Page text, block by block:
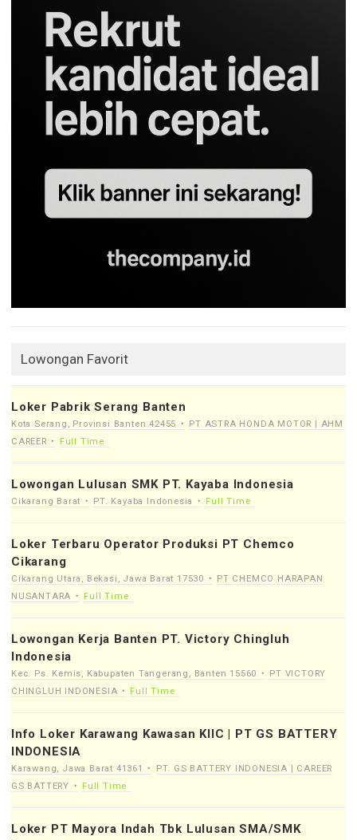
Lowongan Favorit
Loker Pabrik Serang Banten
Kota Serang, Provinsi Banten 42455
PT ASTRA HONDA MOTOR | AHM
CAREER
Full Time
Lowongan Lulusan SMK PT. Kayaba Indonesia
Cikarang Barat PT. Kayaba Indonesia Full Time
Loker Terbaru Operator Produksi PT Chemco
Cikarang
Cikarang Utara, Bekasi, Jawa Barat 17530
PT CHEMCO HARAPAN
NUSANTARA
Full Time
Lowongan Kerja Banten PT. Victory Chingluh
Indonesia
Kec. Ps. Kemis, Kabupaten Tangerang, Banten 15560
PT VICTORY
CHINGLUH INDONESIA
Full Time
Info Loker Karawang Kawasan KIIC | PT GS BATTERY
INDONESIA
Karawang, Jawa Barat 41361
PT. GS BATTERY INDONESIA | CAREER
GS BATTERY
Full Time
Loker PT Mayora Indah Tbk Lulusan SMA/SMK